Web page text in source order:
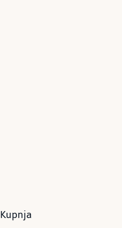
Kupnja